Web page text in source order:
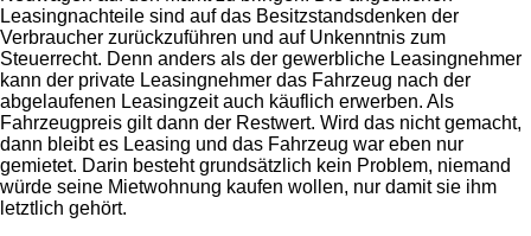
Leasingnachteile sind auf das Besitzstandsdenken der
Verbraucher zurückzuführen und auf Unkenntnis zum
Steuerrecht. Denn anders als der gewerbliche Leasingnehmer
kann der private Leasingnehmer das Fahrzeug nach der
abgelaufenen Leasingzeit auch käuflich erwerben. Als
Fahrzeugpreis gilt dann der Restwert. Wird das nicht gemacht,
dann bleibt es Leasing und das Fahrzeug war eben nur
gemietet. Darin besteht grundsätzlich kein Problem, niemand
würde seine Mietwohnung kaufen wollen, nur damit sie ihm
letztlich gehört.